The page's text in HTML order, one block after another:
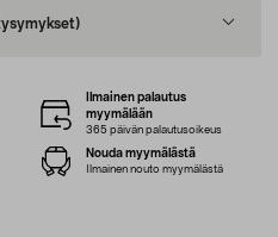
Ilmainen palautus
myymälään
365 päivän palautusoikeus
Nouda myymälästä
Ilmainen nouto myymälästä